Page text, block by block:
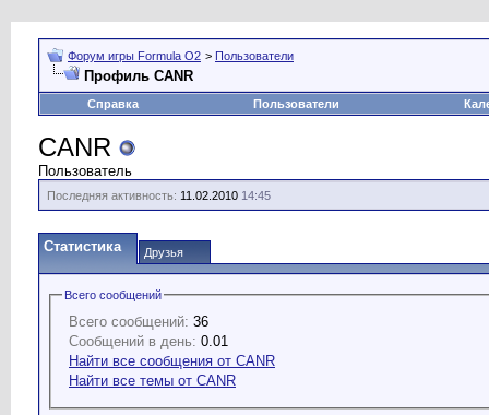
Форум игры Formula O2 > Пользователи
Профиль CANR
Справка Пользователи
CANR
Пользователь
Последняя активность: 11.02.2010 14:45
Статистика Друзья
Всего сообщений
Всего сообщений: 36
Сообщений в день: 0.01
Найти все сообщения от CANR
Найти все темы от CANR